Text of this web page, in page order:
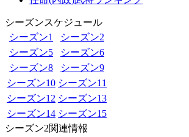
シーズンスケジュール
シーズン1
シーズン2
シーズン5
シーズン6
シーズン8
シーズン9
シーズン10 シーズン11
シーズン12 シーズン13
シーズン14 シーズン15
シーズン2関連情報